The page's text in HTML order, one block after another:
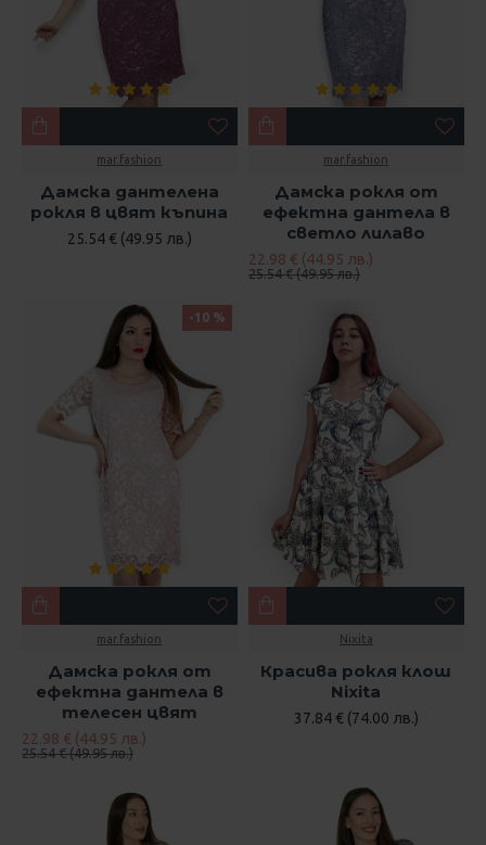
mar.fashion
Дамска дантелена
рокля в цвят къпина
25.54 € (49.95 лв.)
mar.fashion
Дамска рокля от
ефектна дантела в
светло лилаво
22.98 € (44.95 лв.)
25.54 € (49.95 лв.)
-10 %
mar.fashion
Дамска рокля от
ефектна дантела в
телесен цвят
22.98 € (44.95 лв.)
25.54 € (49.95 лв.)
Nixita
Красива рокля клош
Nixita
37.84 € (74.00 лв.)